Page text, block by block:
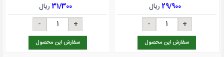
29/900ریال
سفارش این محصول
31/300ریال
سفارش این محصول